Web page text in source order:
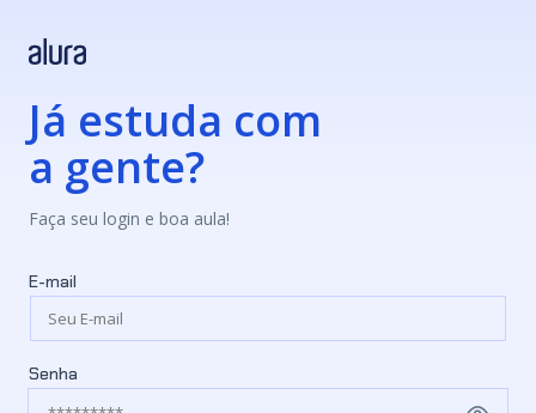
Já estuda com
a gente?
Faça seu login e boa aula!
E-mail
Senha